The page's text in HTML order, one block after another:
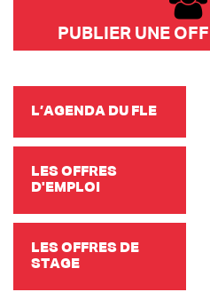
PUBLIER UNE
L’AGENDA DU FLE
LES OFFRES
D'EMPLOI
LES OFFRES DE
STAGE